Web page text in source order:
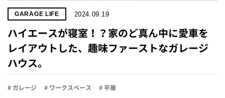
GARAGE LIFE 2024.09.19
ハイエースが寝室！？家のど真ん中に愛車を
レイアウトした、趣味ファーストなガレージ
ハウス。
# ガレージ # ワークスペース # 平屋